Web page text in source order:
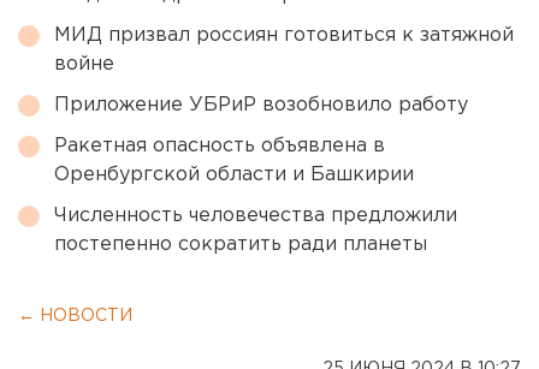
МИД призвал россиян готовиться к затяжной
войне
Приложение УБРиР возобновило работу
Ракетная опасность объявлена в
Оренбургской области и Башкирии
Численность человечества предложили
постепенно сократить ради планеты
← НОВОСТИ